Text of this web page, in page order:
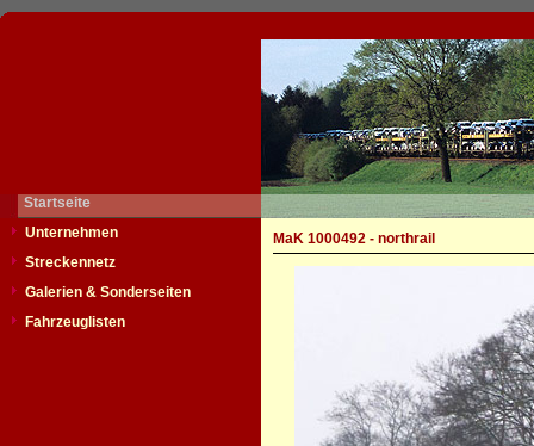
Startseite
Unternehmen
Streckennetz
Galerien & Sonderseiten
Fahrzeuglisten
MaK 1000492 - northrail